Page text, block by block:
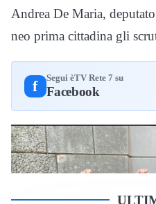
Andrea De Maria,
neo prima cittadina gli
f Segui èTV Rete 7 su
Facebook